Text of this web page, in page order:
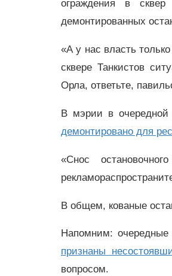
ограждения в
демонтированных
«А у нас власть
сквере Танкистов
Орла, ответьте,
В мэрии в очередной
демонтировано для
«Снос
В общем, кованые
Напомним: очередные
признаны
вопросом.